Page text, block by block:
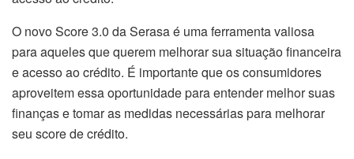
O novo Score 3.0 da Serasa é uma ferramenta valiosa
para aqueles que querem melhorar sua situação financeira
e acesso ao crédito. É importante que os consumidores
aproveitem essa oportunidade para entender melhor suas
finanças e tomar as medidas necessárias para melhorar
seu score de crédito.